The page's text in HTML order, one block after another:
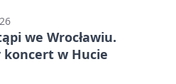
we Wrocławiu.
koncert w Hucie